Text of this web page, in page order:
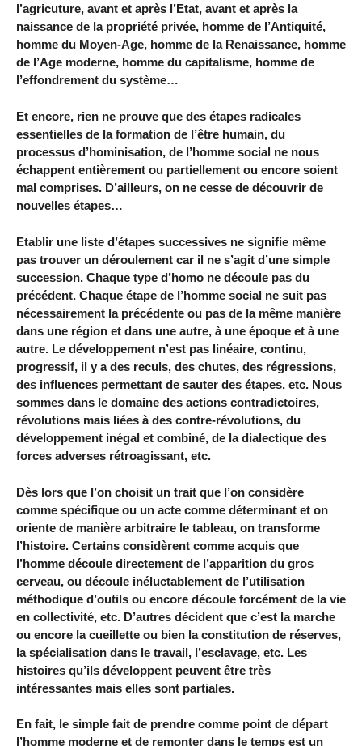
l’agricuture, avant et après l’Etat, avant et après la
naissance de la propriété privée, homme de l’Antiquité,
homme du Moyen-Age, homme de la Renaissance, homme
de l’Age moderne, homme du capitalisme, homme de
l’effondrement du système…
Et encore, rien ne prouve que des étapes radicales
essentielles de la formation de l’être humain, du
processus d’hominisation, de l’homme social ne nous
échappent entièrement ou partiellement ou encore soient
mal comprises. D’ailleurs, on ne cesse de découvrir de
nouvelles étapes…
Etablir une liste d’étapes successives ne signifie même
pas trouver un déroulement car il ne s’agit d’une simple
succession. Chaque type d’homo ne découle pas du
précédent. Chaque étape de l’homme social ne suit pas
nécessairement la précédente ou pas de la même manière
dans une région et dans une autre, à une époque et à une
autre. Le développement n’est pas linéaire, continu,
progressif, il y a des reculs, des chutes, des régressions,
des influences permettant de sauter des étapes, etc. Nous
sommes dans le domaine des actions contradictoires,
révolutions mais liées à des contre-révolutions, du
développement inégal et combiné, de la dialectique des
forces adverses rétroagissant, etc.
Dès lors que l’on choisit un trait que l’on considère
comme spécifique ou un acte comme déterminant et on
oriente de manière arbitraire le tableau, on transforme
l’histoire. Certains considèrent comme acquis que
l’homme découle directement de l’apparition du gros
cerveau, ou découle inéluctablement de l’utilisation
méthodique d’outils ou encore découle forcément de la vie
en collectivité, etc. D’autres décident que c’est la marche
ou encore la cueillette ou bien la constitution de réserves,
la spécialisation dans le travail, l’esclavage, etc. Les
histoires qu’ils développent peuvent être très
intéressantes mais elles sont partiales.
En fait, le simple fait de prendre comme point de départ
l’homme moderne et de remonter dans le temps est un